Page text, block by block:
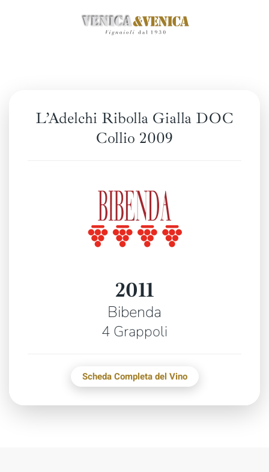
L’Adelchi Ribolla Gialla DOC
Collio 2009
2011
Bibenda
4 Grappoli
Scheda Completa del Vino